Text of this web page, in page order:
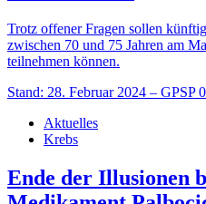
Trotz offener Fragen sollen
zwischen 70 und 75 Jahren am
teilnehmen können.
Stand: 28. Februar 2024 – GPSP
Aktuelles
Krebs
Ende der Illusionen